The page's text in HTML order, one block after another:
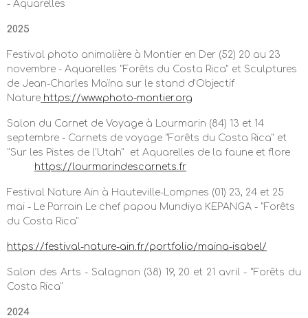
- Aquarelles
2025
Festival photo animalière à Montier en Der (52) 20 au 23
novembre - Aquarelles "Forêts du Costa Rica" et Sculptures
de Jean-Charles Maïna sur le stand d'Objectif
Nature https://www.photo-montier.org
Salon du Carnet de Voyage à Lourmarin (84) 13 et 14
septembre - Carnets de voyage "Forêts du Costa Rica" et
"Sur les Pistes de l'Utah" et Aquarelles de la faune et flore
https://lourmarindescarnets.fr
Festival Nature Ain à Hauteville-Lompnes (01) 23, 24 et 25
mai - Le Parrain Le chef papou Mundiya KEPANGA - "Forêts
du Costa Rica"
https://festival-nature-ain.fr/portfolio/maina-isabel/
Salon des Arts - Salagnon (38) 19, 20 et 21 avril - "Forêts du
Costa Rica"
2024